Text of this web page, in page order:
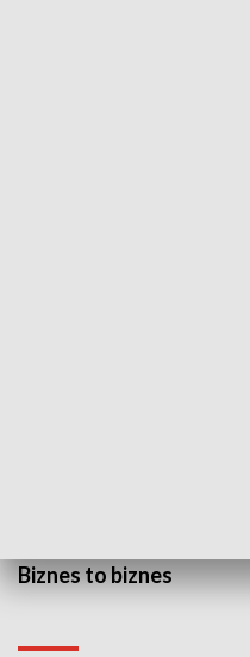
Biznes to biznes